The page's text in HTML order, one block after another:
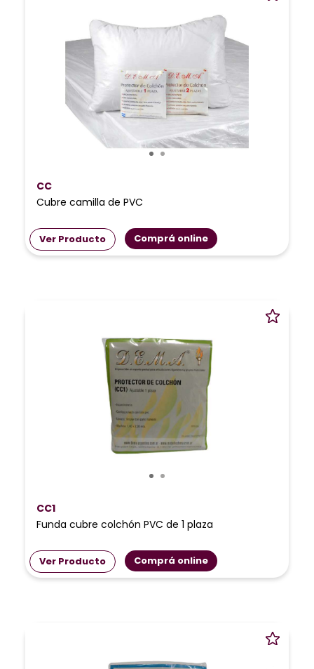
CC
Cubre camilla de PVC
Ver Producto Comprá online
CC1
Funda cubre colchón PVC de 1 plaza
Ver Producto Comprá online